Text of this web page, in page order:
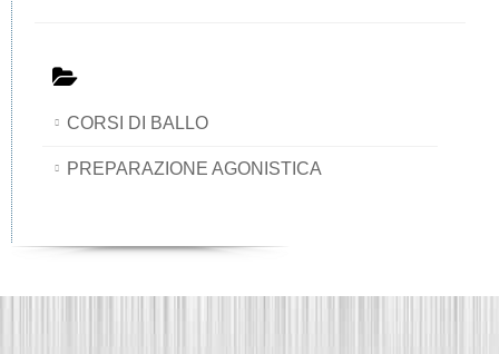
CORSI DI BALLO
PREPARAZIONE AGONISTICA